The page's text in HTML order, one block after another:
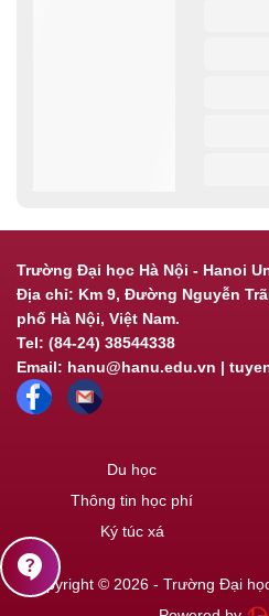
Trường Đại học Hà Nội - Hanoi
Địa chỉ: Km 9, Đường Nguyễn
phố Hà Nội, Việt Nam.
Tel: (84-24) 38544338
Email: hanu@hanu.edu.vn |
Du học
Thông tin học phí
Ký túc xá
Copyright © 2026 - Trường Đại
contact_support